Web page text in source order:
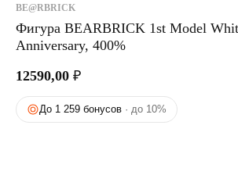
Фигура BEARBRICK 1st Model White Chrome 20th
Anniversary, 400%
BE@RBRICK
12590,00 ₽
До 1 259 бонусов · до 10%